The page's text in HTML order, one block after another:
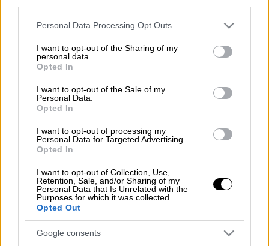
Please note that this website/app uses one or more Google
not limited to your visit or usage behaviour. You may click to
grant or deny consent to Google and its third-party tags to
use your data for below specified purposes in below Google
consent section.
Personal Data Processing Opt Outs
I want to opt-out of the Sharing of my
personal data.
Opted In
I want to opt-out of the Sale of my
Personal Data.
Opted In
I want to opt-out of processing my
Personal Data for Targeted Advertising.
Opted In
I want to opt-out of Collection, Use,
Retention, Sale, and/or Sharing of my
Personal Data that Is Unrelated with the
Purposes for which it was collected.
Opted Out
Google consents